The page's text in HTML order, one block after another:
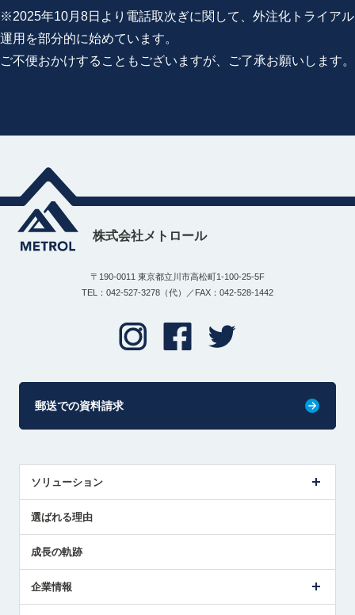
※2025年10月8日より電話取次ぎに関して、外注化トライアル
運用を部分的に始めています。
ご不便おかけすることもございますが、ご了承お願いします。
株式会社メトロール
〒190-0011 東京都立川市高松町1-100-25-5F
TEL：042-527-3278（代）／FAX：042-528-1442
郵送での資料請求
ソリューション
解決策提案
選ばれる理由
成長の軌跡
企業情報